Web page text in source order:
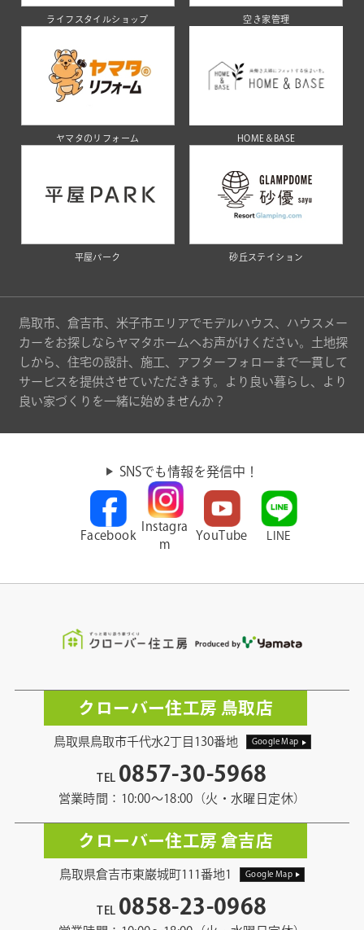
ライフスタイルショップ 空き家管理
ヤマタのリフォーム HOME＆BASE
平屋パーク 砂丘ステイション
鳥取市、倉吉市、米子市エリアでモデルハウス、ハウスメー
カーをお探しならヤマタホームへお声がけください。土地探
しから、住宅の設計、施工、アフターフォローまで一貫して
サービスを提供させていただきます。より良い暮らし、より
良い家づくりを一緒に始めませんか？
SNSでも情報を発信中！
Facebook
Instagra
m
YouTube LINE
クローバー住工房 鳥取店
鳥取県鳥取市千代水2丁目130番地 Google Map
TEL 0857-30-5968
営業時間：10:00〜18:00（火・水曜日定休）
クローバー住工房 倉吉店
鳥取県倉吉市東巌城町111番地1 Google Map
TEL 0858-23-0968